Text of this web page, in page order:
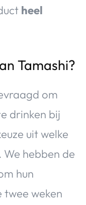
heel
Tamashi?
om
drinken bij
uit welke
hebben de
hun
twee weken